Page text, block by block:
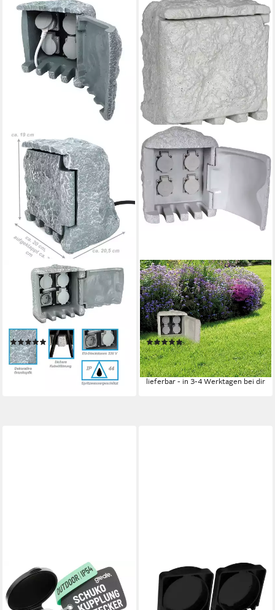
BUBBLE-STORE
Gartensteckdose Garten
Steckdosenverteiler in
Steinoptik, Outdoor
Mehrfachsteckdose
(1)
49,99 € 64,99 €
-23%
lieferbar - in 2-3 Werktagen bei dir
NÄVE
Gartensteckdose Roccus, 1-
St., max. Leistung: 3600W,
Kabellänge: 5m, Material:
Kunststein/Polyresin
(8)
41,99 € UVP115,95 €
-64%
lieferbar - in 3-4 Werktagen bei dir